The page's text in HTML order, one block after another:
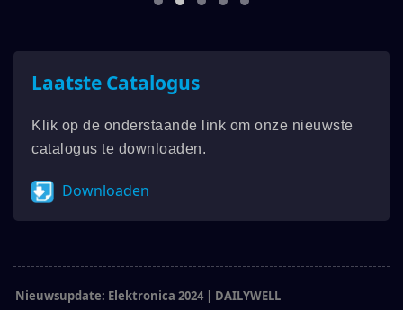
Laatste Catalogus
Klik op de onderstaande link om onze nieuwste
catalogus te downloaden.
Downloaden
Nieuwsupdate: Elektronica 2024 | DAILYWELL